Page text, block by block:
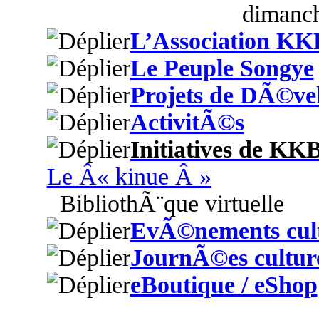
L’Association
Le Peuple Songye
Projets de
ActivitÃ©s
Initiatives de
Le Â« kinue Â »
BibliothÃ¨que virtuelle
EvÃ©nements
JournÃ©es
eBoutique / eShop